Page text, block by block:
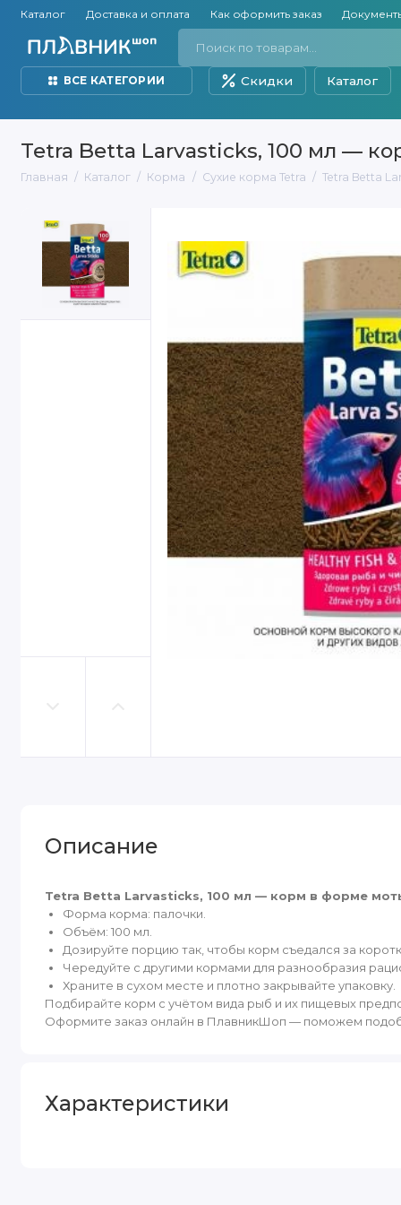
Каталог Доставка и оплата Как оформить заказ
ВСЕ КАТЕГОРИИ Скидки Каталог
Tetra Betta Larvasticks, 100 мл —
Главная Каталог Корма Сухие корма Tetra Tetra Betta
Описание
Tetra Betta Larvasticks, 100 мл — корм в форме
Форма корма: палочки.
Объём: 100 мл.
Дозируйте порцию так, чтобы корм съедался за
Чередуйте с другими кормами для разнообразия
Храните в сухом месте и плотно закрывайте упаковку.
Подбирайте корм с учётом вида рыб и их пищевых
Оформите заказ онлайн в ПлавникШоп — поможем
Характеристики